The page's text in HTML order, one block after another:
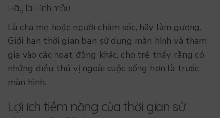
Hãy là Hình mẫu
Là cha mẹ hoặc người chăm sóc, hãy làm gương.
Giới hạn thời gian bạn sử dụng màn hình và tham
gia vào các hoạt động khác, cho trẻ thấy rằng có
những điều thú vị ngoài cuộc sống hơn là trước
màn hình.
Lợi ích tiềm năng của thời gian sử